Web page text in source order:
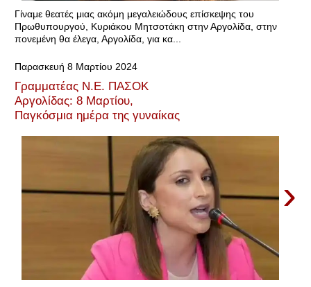
Γίναμε θεατές μιας ακόμη μεγαλειώδους επίσκεψης του
Πρωθυπουργού, Κυριάκου Μητσοτάκη στην Αργολίδα, στην
πονεμένη θα έλεγα, Αργολίδα, για κα...
Παρασκευή 8 Μαρτίου 2024
Γραμματέας Ν.Ε. ΠΑΣΟΚ
Αργολίδας: 8 Μαρτίου,
Παγκόσμια ημέρα της γυναίκας
›